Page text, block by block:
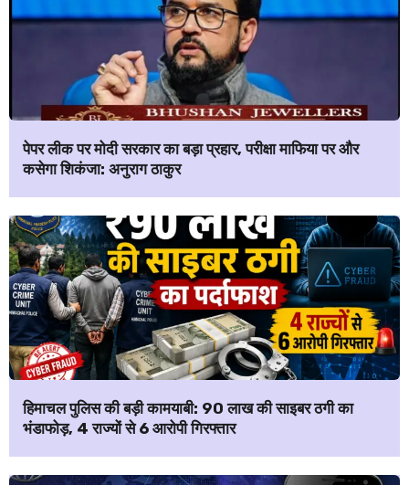
पेपर लीक पर मोदी सरकार का बड़ा प्रहार, परीक्षा माफिया पर और
कसेगा शिकंजा: अनुराग ठाकुर
हिमाचल पुलिस की बड़ी कामयाबी: ₹90 लाख की साइबर ठगी का
भंडाफोड़, 4 राज्यों से 6 आरोपी गिरफ्तार